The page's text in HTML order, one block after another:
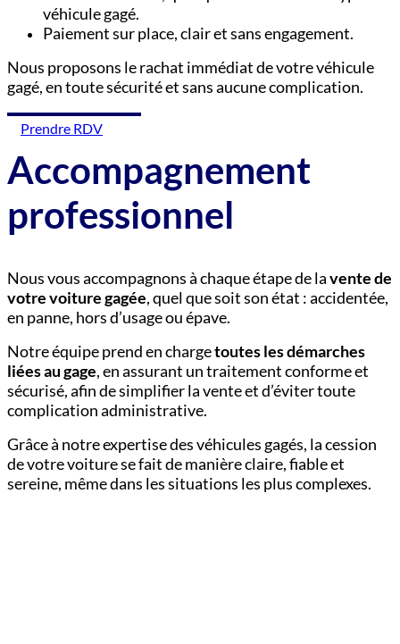
véhicule gagé.
Paiement sur place, clair et sans engagement.
Nous proposons le rachat immédiat de votre véhicule
gagé, en toute sécurité et sans aucune complication.
Prendre RDV
Accompagnement
professionnel
Nous vous accompagnons à chaque étape de lavente de
votre voiture gagée, quel que soit son état : accidentée,
en panne, hors d’usage ou épave.
Notre équipe prend en chargetoutes les démarches
liées au gage, en assurant un traitement conforme et
sécurisé, afin de simplifier la vente et d’éviter toute
complication administrative.
Grâce à notre expertise des véhicules gagés, la cession
de votre voiture se fait de manière claire, fiable et
sereine, même dans les situations les plus complexes.